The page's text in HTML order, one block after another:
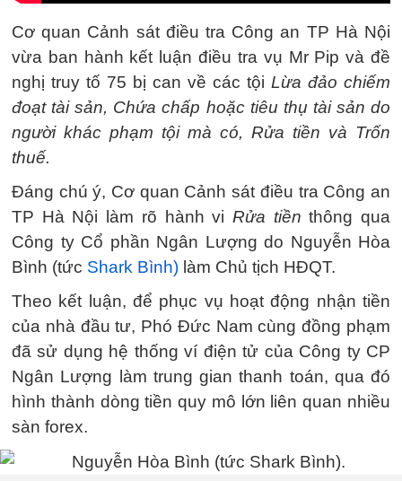
Cơ quan Cảnh sát điều tra Công an TP Hà Nội
vừa ban hành kết luận điều tra vụ Mr Pip và đề
nghị truy tố 75 bị can về các tội Lừa đảo chiếm
đoạt tài sản, Chứa chấp hoặc tiêu thụ tài sản do
người khác phạm tội mà có, Rửa tiền và Trốn
thuế.
Đáng chú ý, Cơ quan Cảnh sát điều tra Công an
TP Hà Nội làm rõ hành vi Rửa tiền thông qua
Công ty Cổ phần Ngân Lượng do Nguyễn Hòa
Bình (tức Shark Bình) làm Chủ tịch HĐQT.
Theo kết luận, để phục vụ hoạt động nhận tiền
của nhà đầu tư, Phó Đức Nam cùng đồng phạm
đã sử dụng hệ thống ví điện tử của Công ty CP
Ngân Lượng làm trung gian thanh toán, qua đó
hình thành dòng tiền quy mô lớn liên quan nhiều
sàn forex.